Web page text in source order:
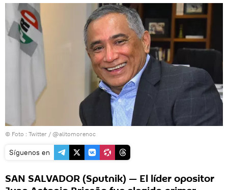
© Foto : Twitter / @alitomorenoc
Síguenos en
SAN SALVADOR (Sputnik) — El líder opositor